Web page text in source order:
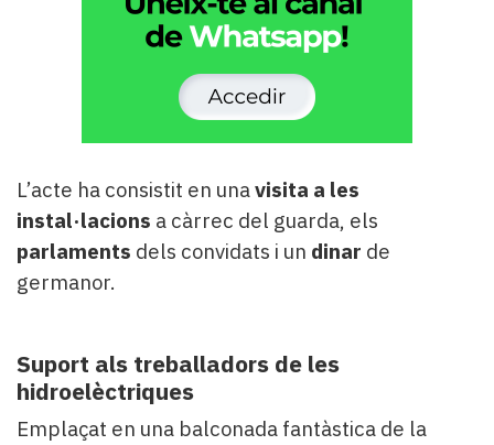
L’acte ha consistit en unavisita a les
instal·lacions a càrrec del guarda, els
parlaments dels convidats i un dinar de
germanor.
Suport als treballadors de les
hidroelèctriques
Emplaçat en una balconada fantàstica de la